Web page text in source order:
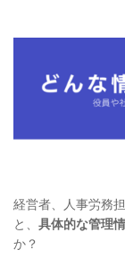
経営者、人事労務
と、 具体的な管理
か？